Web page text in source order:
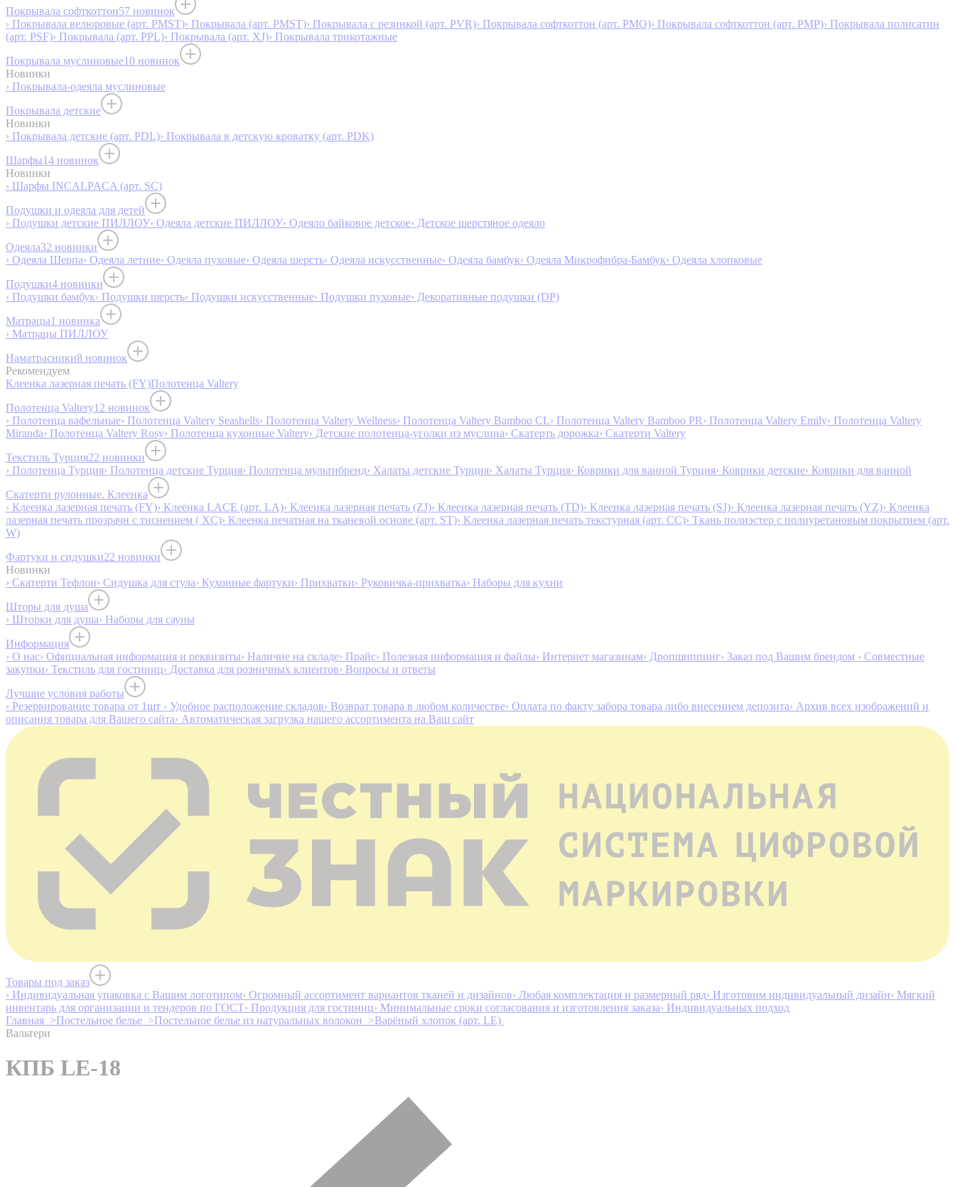
Покрывала софткоттон57 новинок
› Покрывала велюровые (арт. PMST)› Покрывала (арт. PMST)› Покрывала с резинкой (арт. PVR)› Покрывала софткоттон (арт. PMO)› Покрывала софткоттон (арт. PMP)› Покрывала полисатин
(арт. PSF)› Покрывала (арт. PPL)› Покрывала (арт. XJ)› Покрывала трикотажные
Покрывала муслиновые10 новинок
Новинки
› Покрывала-одеяла муслиновые
Покрывала детские
Новинки
› Покрывала детские (арт. PDL)› Покрывала в детскую кроватку (арт. PDK)
Шарфы14 новинок
Новинки
› Шарфы INCALPACA (арт. SC)
Подушки и одеяла для детей
› Подушки детские ПИЛЛОУ› Одеяла детские ПИЛЛОУ› Одеяло байковое детское› Детское шерстяное одеяло
Одеяла32 новинки
› Одеяла Шерпа› Одеяла летние› Одеяла пуховые› Одеяла шерсть› Одеяла искусственные› Одеяла бамбук› Одеяла Микрофибра-Бамбук› Одеяла хлопковые
Подушки4 новинки
› Подушки бамбук› Подушки шерсть› Подушки искусственные› Подушки пуховые› Декоративные подушки (DP)
Матрацы1 новинка
› Матрацы ПИЛЛОУ
Наматрасники8 новинок
Рекомендуем
Клеенка лазерная печать (FY)Полотенца Valtery
Полотенца Valtery12 новинок
› Полотенца вафельные› Полотенца Valtery Seashells› Полотенца Valtery Wellness› Полотенца Valtery Bamboo CL› Полотенца Valtery Bamboo PR› Полотенца Valtery Emily› Полотенца Valtery
Miranda› Полотенца Valtery Rosy› Полотенца кухонные Valtery› Детские полотенца-уголки из муслина› Скатерть дорожка› Скатерти Valtery
Текстиль Турция22 новинки
› Полотенца Турция› Полотенца детские Турция› Полотенца мультибренд› Халаты детские Турция› Халаты Турция› Коврики для ванной Турция› Коврики детские› Коврики для ванной
Скатерти рулонные. Клеенка
› Клеенка лазерная печать (FY)› Клеёнка LACE (арт. LA)› Клеенка лазерная печать (ZJ)› Клеенка лазерная печать (TD)› Клеенка лазерная печать (SJ)› Клеенка лазерная печать (YZ)› Клеенка
лазерная печать прозрачн с тиснением ( XC)› Клеенка печатная на тканевой основе (арт. ST)› Клеенка лазерная печать текстурная (арт. CC)› Ткань полиэстер с полиуретановым покрытием (арт.
W)
Фартуки и сидушки22 новинки
Новинки
› Скатерти Тефлон› Сидушка для стула› Кухонные фартуки› Прихватки› Руковичка-прихватка› Наборы для кухни
Шторы для душа
› Шторки для душа› Наборы для сауны
Информация
› О нас› Официальная информация и реквизиты› Наличие на складе› Прайс› Полезная информация и файлы› Интернет магазинам› Дропшиппинг› Заказ под Вашим брендом › Совместные
закупки› Текстиль для гостиниц› Доставка для розничных клиентов› Вопросы и ответы
Лучшие условия работы
› Резервирование товара от 1шт › Удобное расположение складов› Возврат товара в любом количестве› Оплата по факту забора товара либо внесением депозита› Архив всех изображений и
описания товара для Вашего сайта› Автоматическая загрузка нашего ассортимента на Ваш сайт
Товары под заказ
› Индивидуальная упаковка с Вашим логотипом› Огромный ассортимент вариантов тканей и дизайнов› Любая комплектация и размерный ряд› Изготовим индивидуальный дизайн› Мягкий
инвентарь для организации и тендеров по ГОСТ› Продукция для гостиниц› Минимальные сроки согласования и изготовления заказа› Индивидуальных подход
Главная >Постельное белье >Постельное белье из натуральных волокон >Варёный хлопок (арт. LE)
Вальтери
КПБ LE-18